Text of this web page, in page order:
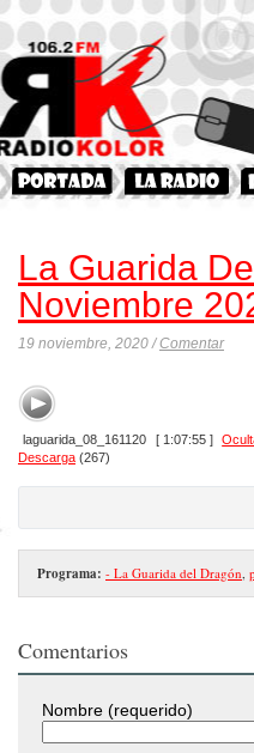
La Guarida
Noviembre
19 noviembre, 2020 /Comentar
laguarida_08_161120 [ 1:07:55 ]
Descarga (267)
Programa: - La Guarida del Dragón
Comentarios
Nombre (requerido)